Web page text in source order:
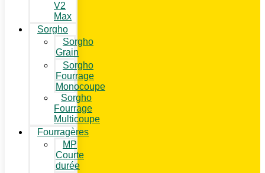
V2
Max
Sorgho
Sorgho
Grain
Sorgho
Fourrage
Monocoupe
Sorgho
Fourrage
Multicoupe
Fourragères
MP
Courte
durée